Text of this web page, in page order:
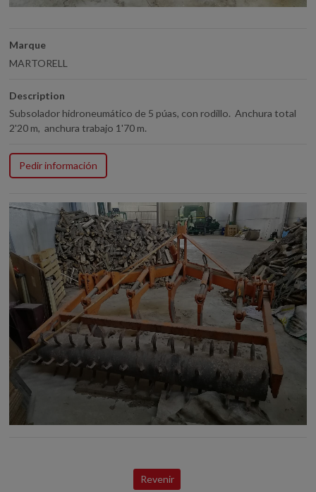
Marque
MARTORELL
Description
Subsolador hidroneumático de 5 púas, con rodillo. Anchura total
2'20 m, anchura trabajo 1'70 m.
Pedir información
Revenir